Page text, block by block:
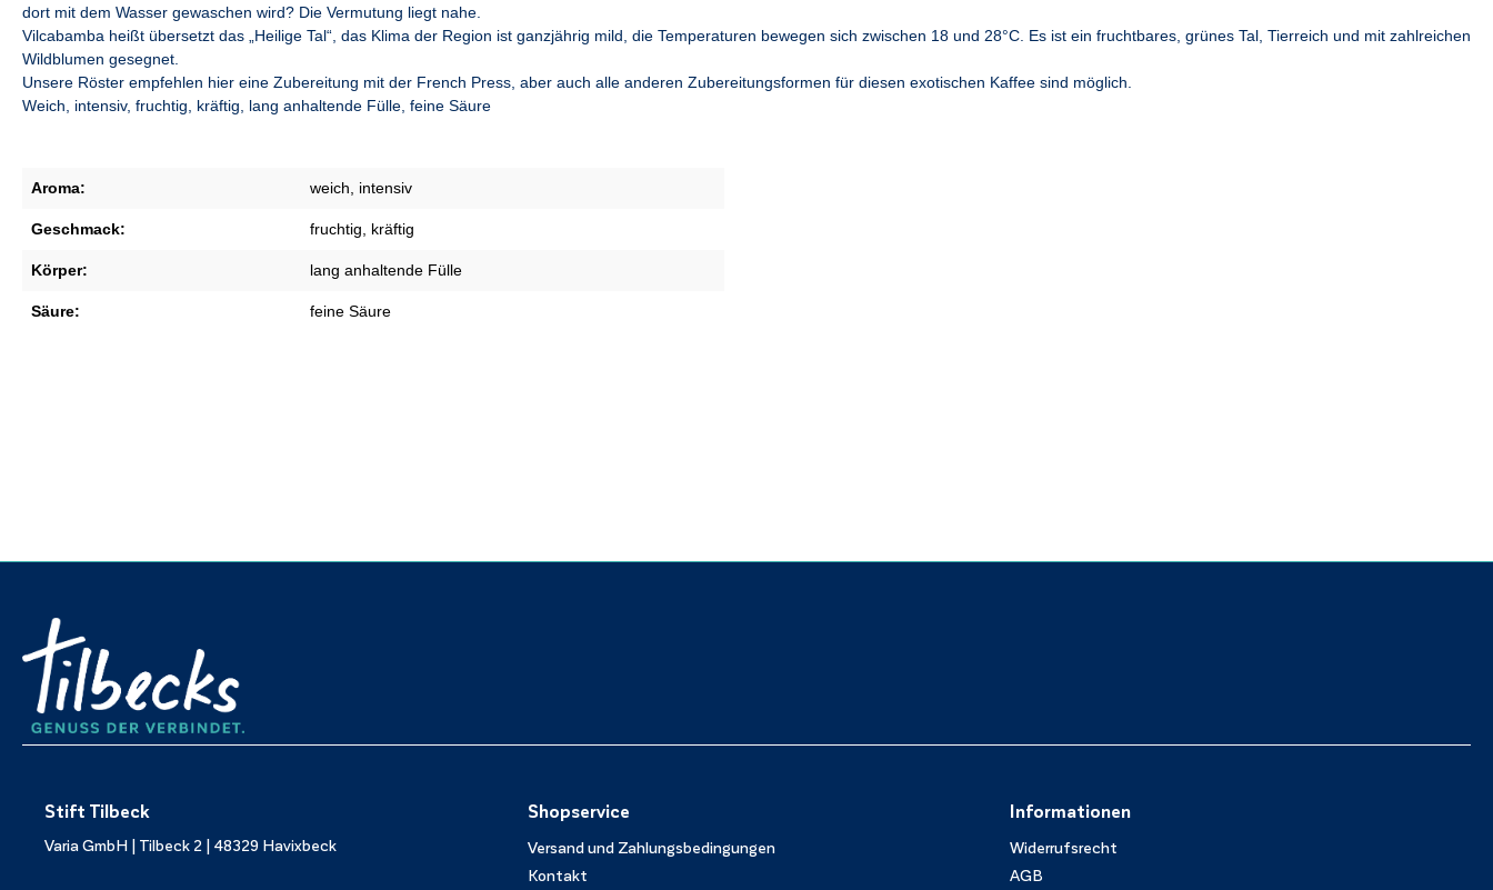
dort mit dem Wasser gewaschen wird? Die Vermutung liegt nahe.
Vilcabamba heißt übersetzt das „Heilige Tal“, das Klima der Region ist ganzjährig mild, die Temperaturen bewegen sich zwischen 18 und 28°C. Es ist ein fruchtbares, grünes Tal, Tierreich und mit zahlreichen
Wildblumen gesegnet.
Unsere Röster empfehlen hier eine Zubereitung mit der French Press, aber auch alle anderen Zubereitungsformen für diesen exotischen Kaffee sind möglich.
Weich, intensiv, fruchtig, kräftig, lang anhaltende Fülle, feine Säure
Aroma: weich, intensiv
Geschmack: fruchtig, kräftig
Körper: lang anhaltende Fülle
Säure: feine Säure
Stift Tilbeck
Varia GmbH | Tilbeck 2 | 48329 Havixbeck
Shopservice
Versand und Zahlungsbedingungen
Kontakt
Informationen
Widerrufsrecht
AGB